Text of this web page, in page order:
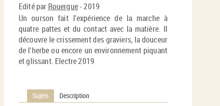
Edité par Rouergue- 2019
Un ourson fait l'expérience de la marche à
quatre pattes et du contact avec la matière. Il
découvre le crissement des graviers, la douceur
de l'herbe ou encore un environnement piquant
et glissant. Electre 2019
Sujets Description